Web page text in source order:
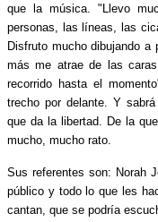
que la música. "Llevo
personas, las líneas, las
Disfruto mucho dibujando
más me atrae de las
recorrido hasta el
trecho por delante. Y
que da la libertad. De la
mucho, mucho rato.
Sus referentes son: Norah
público y todo lo que les
cantan, que se podría